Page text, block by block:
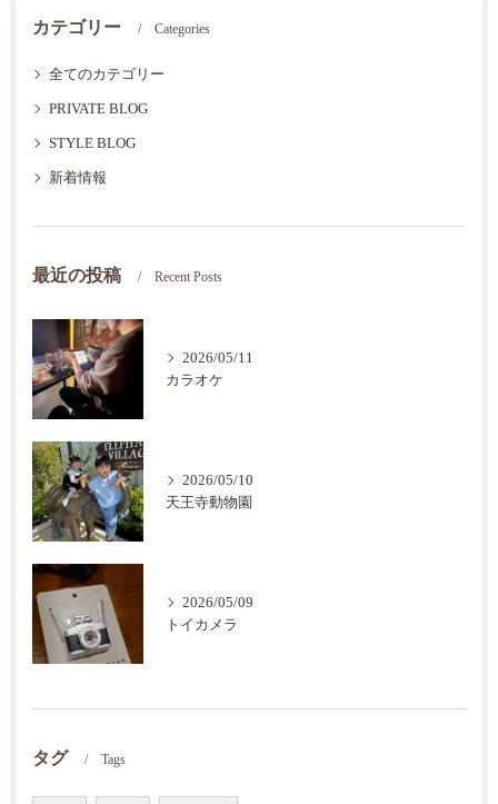
カテゴリー Categories
全てのカテゴリー
PRIVATE BLOG
STYLE BLOG
新着情報
最近の投稿 Recent Posts
2026/05/11
カラオケ
2026/05/10
天王寺動物園
2026/05/09
トイカメラ
タグ Tags